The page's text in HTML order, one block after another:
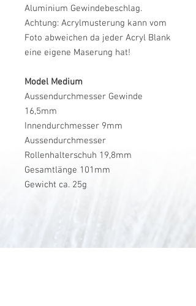
Aluminium Gewindebeschlag.
Achtung: Acrylmusterung kann vom
Foto abweichen da jeder Acryl Blank
eine eigene Maserung hat!
Model Medium
Aussendurchmesser Gewinde
16,5mm
Innendurchmesser 9mm
Aussendurchmesser
Rollenhalterschuh 19,8mm
Gesamtlänge 101mm
Gewicht ca. 25g